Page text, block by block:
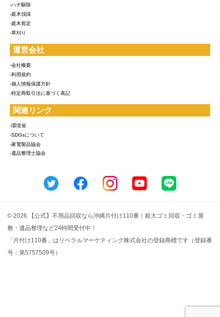
-ハチ駆除
-庭木伐採
-庭木剪定
-草刈り
運営会社
-会社概要
-利用規約
-個人情報保護方針
-特定商取引法に基づく表記
関連リンク
-環境省
-SDGsについて
-家電製品協会
-遺品整理士協会
© 2026 【公式】不用品回収なら沖縄片付け110番｜粗大ゴミ回収・ゴミ屋
敷・遺品整理など24時間受付中！
「片付け110番」はリベラルマーケティング株式会社の登録商標です（登録番
号：第5757509号）